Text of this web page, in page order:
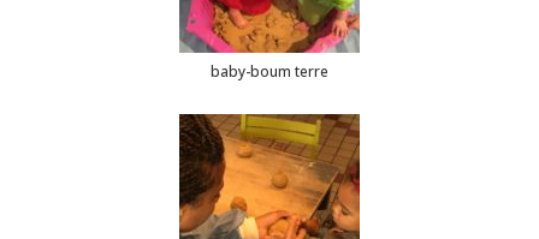
baby-boum terre